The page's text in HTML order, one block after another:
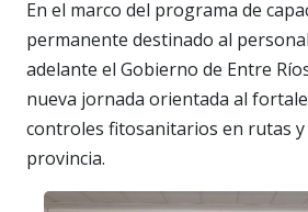
En el marco del programa de
permanente destinado al
adelante el Gobierno de Entre
nueva jornada orientada al
controles fitosanitarios en rutas y
provincia.